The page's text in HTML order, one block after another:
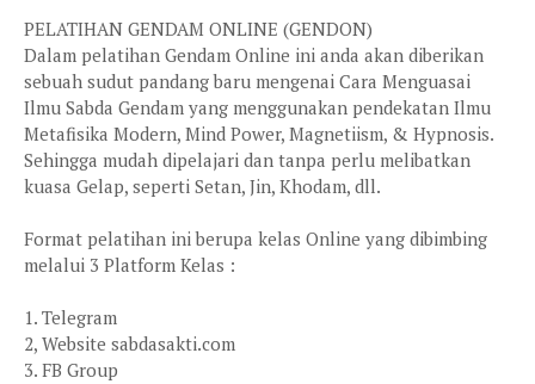
PELATIHAN GENDAM ONLINE (GENDON)
Dalam pelatihan Gendam Online ini anda akan diberikan
sebuah sudut pandang baru mengenai Cara Menguasai
Ilmu Sabda Gendam yang menggunakan pendekatan Ilmu
Metafisika Modern, Mind Power, Magnetiism, & Hypnosis.
Sehingga mudah dipelajari dan tanpa perlu melibatkan
kuasa Gelap, seperti Setan, Jin, Khodam, dll.
Format pelatihan ini berupa kelas Online yang dibimbing
melalui 3 Platform Kelas :
1. Telegram
2, Website sabdasakti.com
3. FB Group